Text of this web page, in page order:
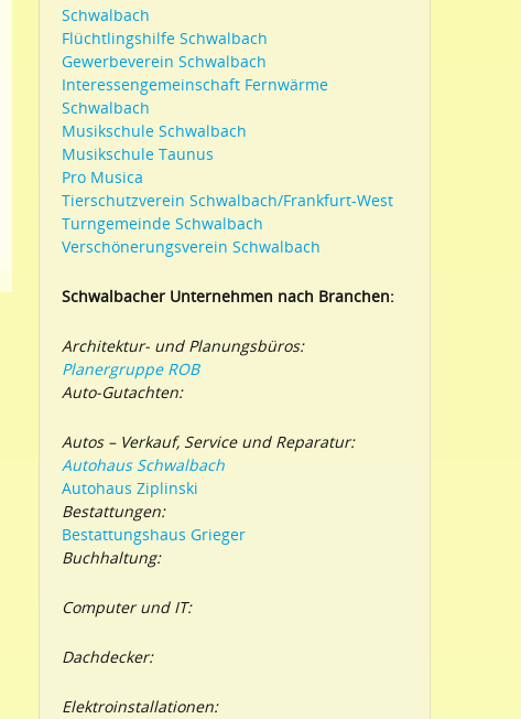
Schwalbach
Flüchtlingshilfe Schwalbach
Gewerbeverein Schwalbach
Interessengemeinschaft Fernwärme
Schwalbach
Musikschule Schwalbach
Musikschule Taunus
Pro Musica
Tierschutzverein Schwalbach/Frankfurt-West
Turngemeinde Schwalbach
Verschönerungsverein Schwalbach
Schwalbacher Unternehmen nach Branchen:
Architektur- und Planungsbüros:
Planergruppe ROB
Auto-Gutachten:
Autos – Verkauf, Service und Reparatur:
Autohaus Schwalbach
Autohaus Ziplinski
Bestattungen:
Bestattungshaus Grieger
Buchhaltung:
Computer und IT:
Dachdecker:
Elektroinstallationen: